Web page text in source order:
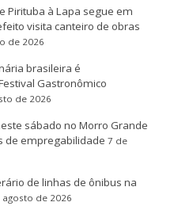
Pirituba à Lapa segue em
visita canteiro de obras
de 2026
brasileira é
Gastronômico
de 2026
sábado no Morro Grande
de empregabilidade 7 de
de linhas de ônibus na
agosto de 2026